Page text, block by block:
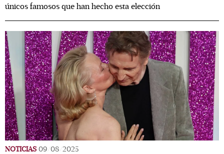
únicos famosos que han hecho esta elección
NOTICIAS 09/08/2025